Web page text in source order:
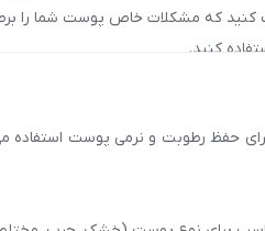
کنید که مشکلات خاص پوست شما را
کنید.
حفظ رطوبت و نرمی پوست استفاده